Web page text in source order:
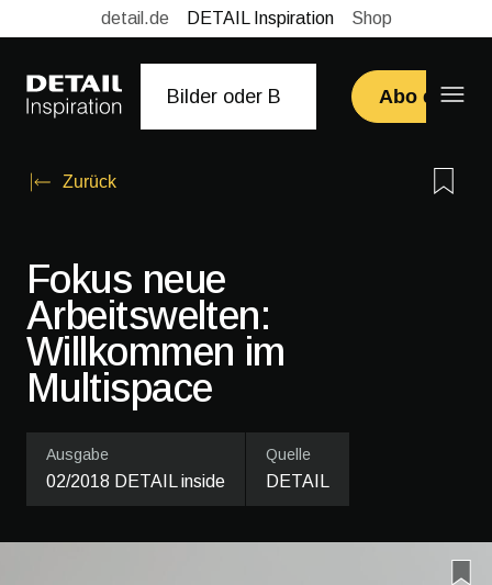
detail.de DETAIL Inspiration Shop
Abo
Zurück
Fokus neue
Arbeitswelten:
Willkommen im
Multispace
Ausgabe
02/2018 DETAIL inside
Quelle
DETAIL